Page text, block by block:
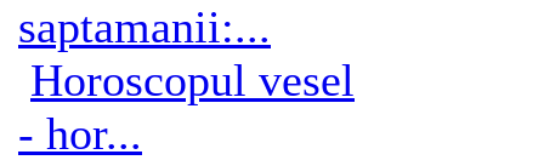
saptamanii:...
Horoscopul vesel
- hor...